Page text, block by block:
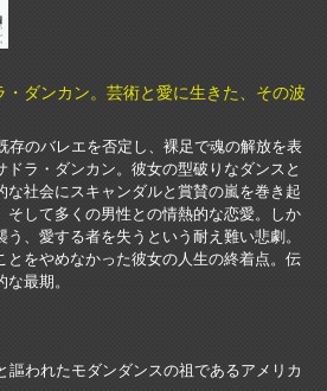
ダンカン。芸術と愛に生きた、その波
存のバレエを否定し、裸足で魂の解放を表
ラ・ダンカン。彼女の型破りなダンスと
な社会にスキャンダルと賞賛の嵐を巻き起
そして多くの男性との情熱的な恋愛。しか
、愛する者を失うという耐え難い悲劇。
とをやめなかった彼女の人生の終着点。伝
最期。
謳われたモダンダンスの祖であるアメリカ